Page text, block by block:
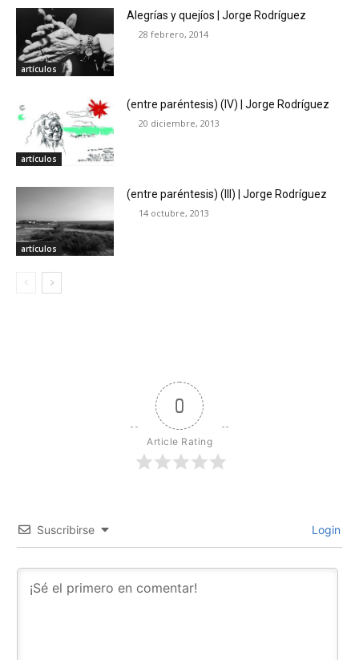
artículos
Alegrías y quejíos | Jorge Rodríguez
28 febrero, 2014
artículos
(entre paréntesis) (IV) | Jorge Rodríguez
20 diciembre, 2013
artículos
(entre paréntesis) (III) | Jorge Rodríguez
14 octubre, 2013
0
Article Rating
Suscribirse Login